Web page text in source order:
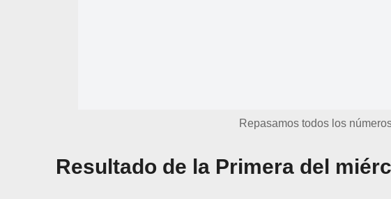
Repasamos todos los
Resultado de la Primera del